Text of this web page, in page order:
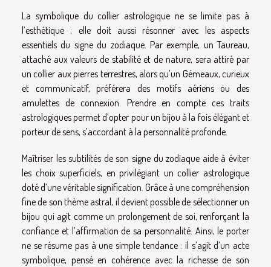
La symbolique du collier astrologique ne se limite pas à
l’esthétique ; elle doit aussi résonner avec les aspects
essentiels du signe du zodiaque. Par exemple, un Taureau,
attaché aux valeurs de stabilité et de nature, sera attiré par
un collier aux pierres terrestres, alors qu’un Gémeaux, curieux
et communicatif, préférera des motifs aériens ou des
amulettes de connexion. Prendre en compte ces traits
astrologiques permet d’opter pour un bijou à la fois élégant et
porteur de sens, s’accordant à la personnalité profonde.
Maîtriser les subtilités de son signe du zodiaque aide à éviter
les choix superficiels, en privilégiant un collier astrologique
doté d’une véritable signification. Grâce à une compréhension
fine de son thème astral, il devient possible de sélectionner un
bijou qui agit comme un prolongement de soi, renforçant la
confiance et l’affirmation de sa personnalité. Ainsi, le porter
ne se résume pas à une simple tendance : il s’agit d’un acte
symbolique, pensé en cohérence avec la richesse de son